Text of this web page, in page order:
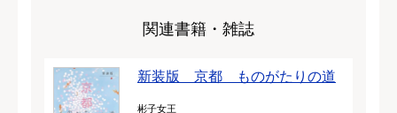
関連書籍・雑誌
新装版 京都 ものがたりの道
彬子女王